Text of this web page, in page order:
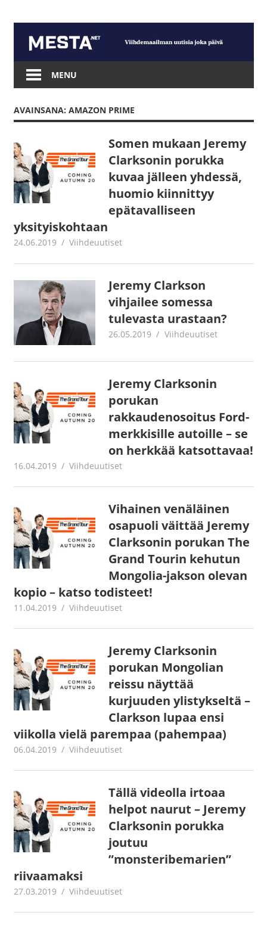
content
Mesta.net
MENU
AVAINSANA: AMAZON PRIME
Somen mukaan Jeremy
Clarksonin porukka
kuvaa jälleen yhdessä,
huomio kiinnittyy
epätavalliseen
yksityiskohtaan
24.06.2019 Juha Kaunisto
Viihdeuutiset
Jeremy Clarkson
vihjailee somessa
tulevasta urastaan?
26.05.2019 Juha Kaunisto
Viihdeuutiset
Jeremy Clarksonin
porukan
rakkaudenosoitus Ford-
merkkisille autoille – se
on herkkää katsottavaa!
16.04.2019 Juha Kaunisto
Viihdeuutiset
Vihainen venäläinen
osapuoli väittää Jeremy
Clarksonin porukan The
Grand Tourin kehutun
Mongolia-jakson olevan
kopio – katso todisteet!
11.04.2019 Juha Kaunisto
Viihdeuutiset
Jeremy Clarksonin
porukan Mongolian
reissu näyttää
kurjuuden ylistykseltä –
Clarkson lupaa ensi
viikolla vielä parempaa (pahempaa)
06.04.2019 Juha Kaunisto
Viihdeuutiset
Tällä videolla irtoaa
helpot naurut – Jeremy
Clarksonin porukka
joutuu
”monsteribemarien”
riivaamaksi
27.03.2019 Juha Kaunisto
Viihdeuutiset